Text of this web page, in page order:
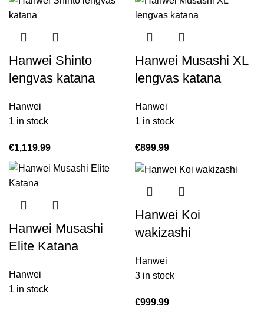
Hanwei Shinto
lengvas katana
Hanwei
1 in stock
€1,119.99
Hanwei Musashi XL
lengvas katana
Hanwei
1 in stock
€899.99
Hanwei Musashi
Elite Katana
Hanwei
1 in stock
Hanwei Koi
wakizashi
Hanwei
3 in stock
€999.99